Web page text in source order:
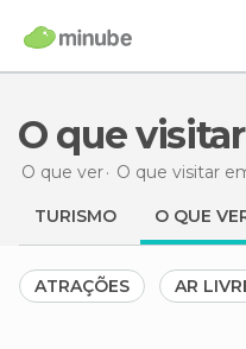
O que
O que ver O que visitar
TURISMO O QUE
ATRAÇÕES AR